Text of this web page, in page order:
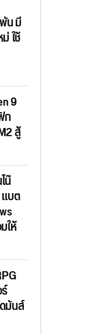
น มี
ใช้
9
ก
สู้
น๊
บต
ให้
มันส์